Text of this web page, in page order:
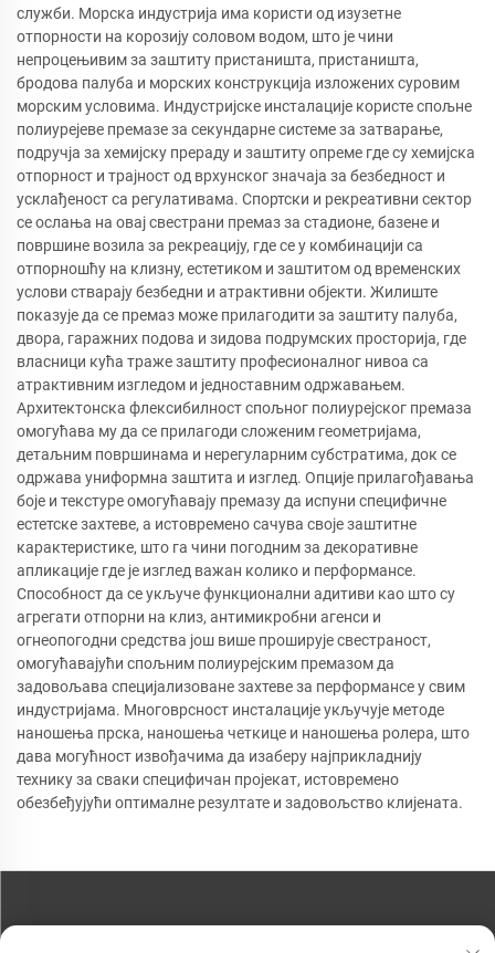
служби. Морска индустрија има користи од изузетне
отпорности на корозију соловом водом, што је чини
непроцењивим за заштиту пристаништа, пристаништа,
бродова палуба и морских конструкција изложених суровим
морским условима. Индустријске инсталације користе спољне
полиурејеве премазе за секундарне системе за затварање,
подручја за хемијску прераду и заштиту опреме где су хемијска
отпорност и трајност од врхунског значаја за безбедност и
усклађеност са регулативама. Спортски и рекреативни сектор
се ослања на овај свестрани премаз за стадионе, базене и
површине возила за рекреацију, где се у комбинацији са
отпорношћу на клизну, естетиком и заштитом од временских
услови стварају безбедни и атрактивни објекти. Жилиште
показује да се премаз може прилагодити за заштиту палуба,
двора, гаражних подова и зидова подрумских просторија, где
власници кућа траже заштиту професионалног нивоа са
атрактивним изгледом и једноставним одржавањем.
Архитектонска флексибилност спољног полиурејског премаза
омогућава му да се прилагоди сложеним геометријама,
детаљним површинама и нерегуларним субстратима, док се
одржава униформна заштита и изглед. Опције прилагођавања
боје и текстуре омогућавају премазу да испуни специфичне
естетске захтеве, а истовремено сачува своје заштитне
карактеристике, што га чини погодним за декоративне
апликације где је изглед важан колико и перформансе.
Способност да се укључе функционални адитиви као што су
агрегати отпорни на клиз, антимикробни агенси и
огнеопогодни средства још више проширује свестраност,
омогућавајући спољним полиурејским премазом да
задовољава специјализоване захтеве за перформансе у свим
индустријама. Многоврсност инсталације укључује методе
наношења прска, наношења четкице и наношења ролера, што
дава могућност извођачима да изаберу најприкладнију
технику за сваки специфичан пројекат, истовремено
обезбеђујући оптималне резултате и задовољство клијената.